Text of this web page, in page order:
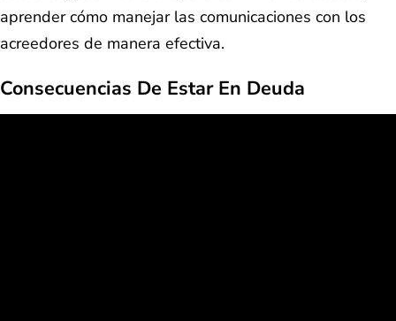
aprender cómo manejar las comunicaciones con los
acreedores de manera efectiva.
Consecuencias De Estar En Deuda